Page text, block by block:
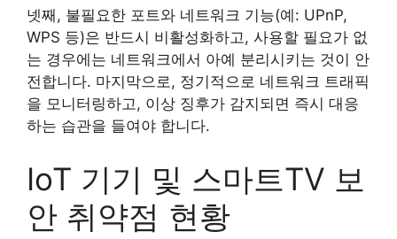
넷째, 불필요한 포트와 네트워크 기능(예: UPnP,
WPS 등)은 반드시 비활성화하고, 사용할 필요가 없
는 경우에는 네트워크에서 아예 분리시키는 것이 안
전합니다. 마지막으로, 정기적으로 네트워크 트래픽
을 모니터링하고, 이상 징후가 감지되면 즉시 대응
하는 습관을 들여야 합니다.
IoT 기기 및 스마트TV 보
안 취약점 현황